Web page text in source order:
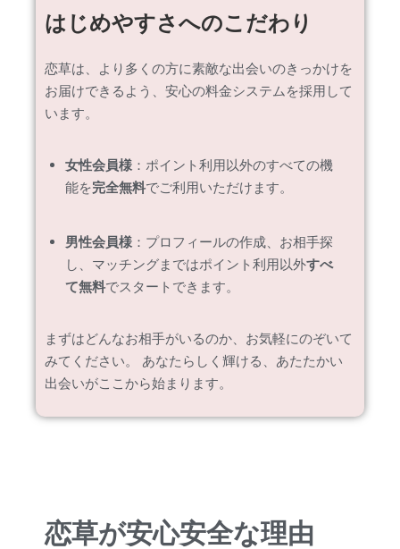
はじめやすさへのこだわり
恋草は、より多くの方に素敵な出会いのきっかけを
お届けできるよう、安心の料金システムを採用して
います。
女性会員様：ポイント利用以外のすべての機
能を完全無料でご利用いただけます。
男性会員様：プロフィールの作成、お相手探
し、マッチングまではポイント利用以外すべ
て無料でスタートできます。
まずはどんなお相手がいるのか、お気軽にのぞいて
みてください。 あなたらしく輝ける、あたたかい
出会いがここから始まります。
恋草が安心安全な理由